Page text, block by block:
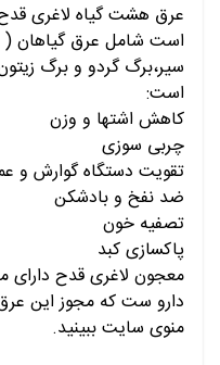
عرق هشت گیاه لاغری
است شامل عرق گیاهان (
سیر،برگ گردو و برگ
است:
کاهش اشتها و وزن
چربی سوزی
تقویت دستگاه گوارش و
ضد نفخ و بادشکن
تصفیه خون
پاکسازی کبد
معجون لاغری قدح دارای
دارو ست که مجوز این عرق
منوی سایت ببینید.